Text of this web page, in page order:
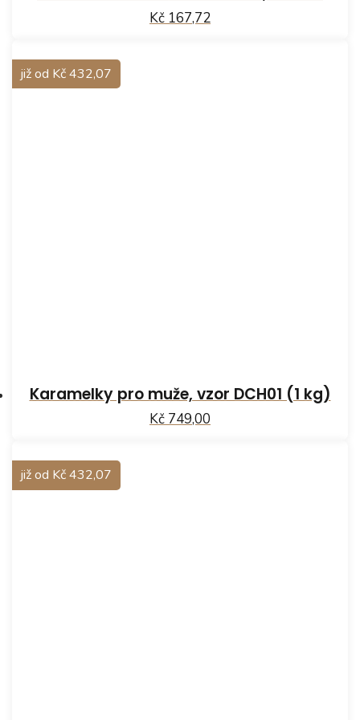
Kč 167,72
Karamelky pro muže, vzor DCH01 (1 kg)
Kč 749,00
již od Kč 432,07
již od Kč 432,07